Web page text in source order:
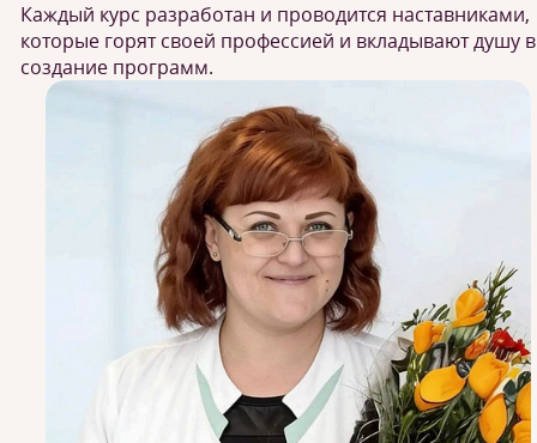
Каждый курс разработан и проводится наставниками,
которые горят своей профессией и вкладывают душу в
создание программ.